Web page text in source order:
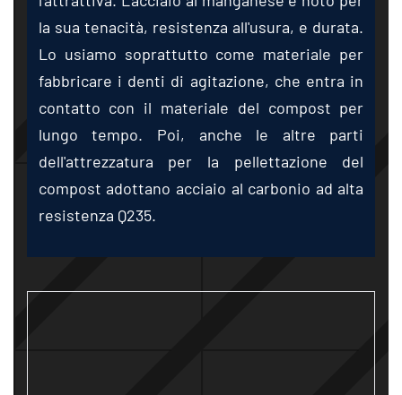
la sua tenacità, resistenza all'usura, e durata.
Lo usiamo soprattutto come materiale per
fabbricare i denti di agitazione, che entra in
contatto con il materiale del compost per
lungo tempo. Poi, anche le altre parti
dell'attrezzatura per la pellettazione del
compost adottano acciaio al carbonio ad alta
resistenza Q235.